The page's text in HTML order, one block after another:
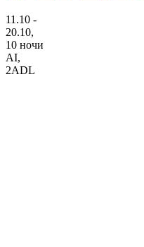
11.10 -
20.10,
10 ночи
AI,
2ADL